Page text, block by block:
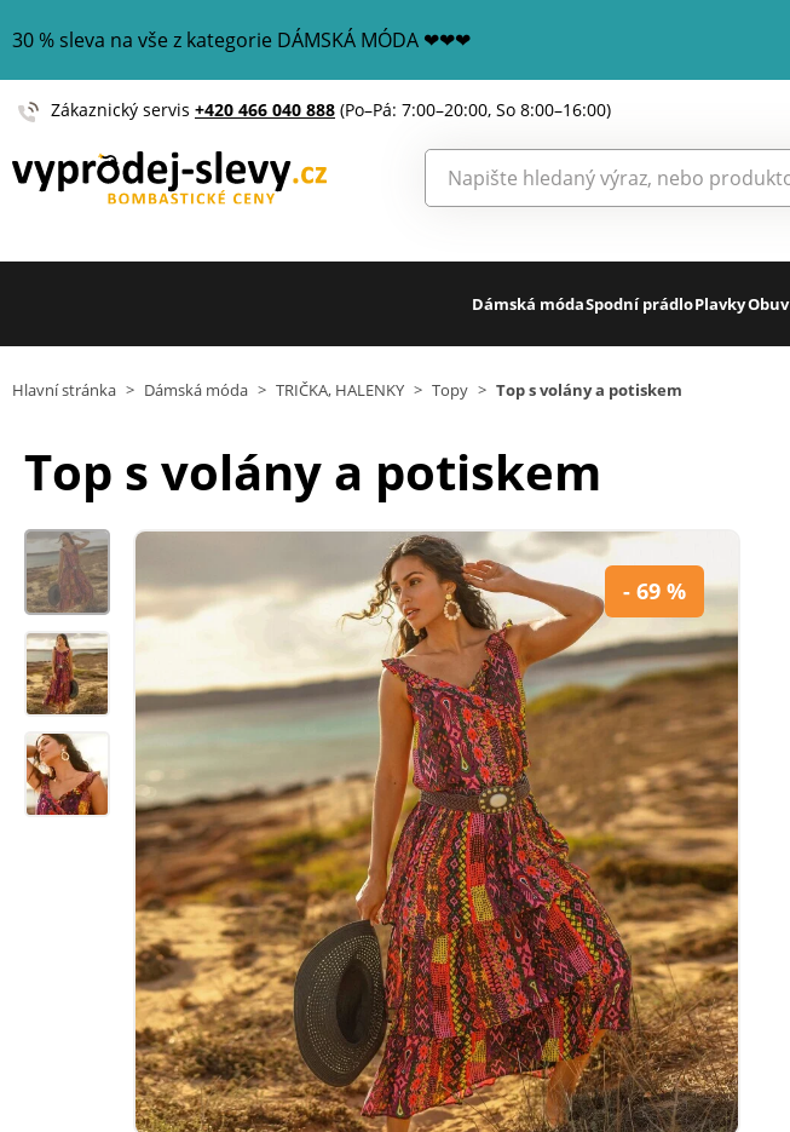
30 % sleva na vše z kategorie DÁMSKÁ MÓDA ❤❤❤
Zákaznický servis +420 466 040 888 (Po–Pá: 7:00–20:00, So 8:00–16:00)
Dámská módaSpodní prádloPlavkyObuv
Hlavní stránka > Dámská móda > TRIČKA, HALENKY > Topy > Top s volány a potiskem
Top s volány a potiskem
- 69 %